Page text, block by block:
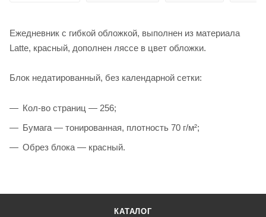
Ежедневник с гибкой обложкой, выполнен из материала
Latte, красный, дополнен ляссе в цвет обложки.
Блок недатированный, без календарной сетки:
Кол-во страниц — 256;
Бумага — тонированная, плотность 70 г/м²;
Обрез блока — красный.
КАТАЛОГ